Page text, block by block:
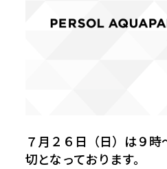
７月２６日（日）は９
切となっております。